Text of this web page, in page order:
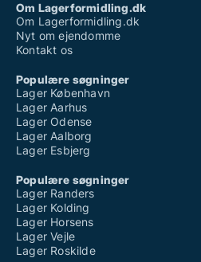
Om Lagerformidling.dk
Om Lagerformidling.dk
Nyt om ejendomme
Kontakt os
Populære søgninger
Lager København
Lager Aarhus
Lager Odense
Lager Aalborg
Lager Esbjerg
Populære søgninger
Lager Randers
Lager Kolding
Lager Horsens
Lager Vejle
Lager Roskilde